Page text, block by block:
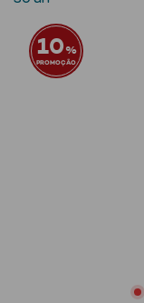
Beauty Season
Cosmética
10%
PROMOÇÃO